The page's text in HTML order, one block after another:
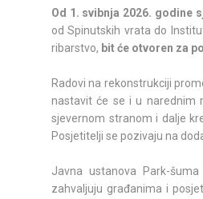
Od 1. svibnja 2026. godine
od Spinutskih vrata do
ribarstvo, bit će otvoren za
Radovi na rekonstrukciji
nastavit će se i u narednim
sjevernom stranom i dalje
Posjetitelji se pozivaju na
Javna ustanova Park-
zahvaljuju građanima i